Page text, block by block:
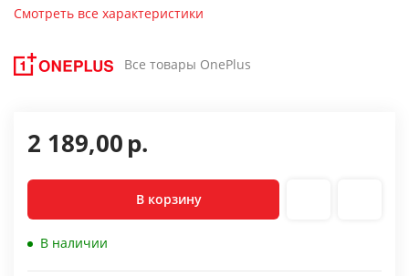
Смотреть все характеристики
Все товары OnePlus
2 189,00р.
В корзину
В наличии